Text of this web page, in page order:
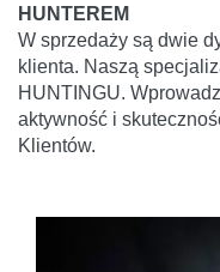
HUNTEREM
W sprzedaży są dwie
klienta. Naszą
HUNTINGU.
aktywność i
Klientów.